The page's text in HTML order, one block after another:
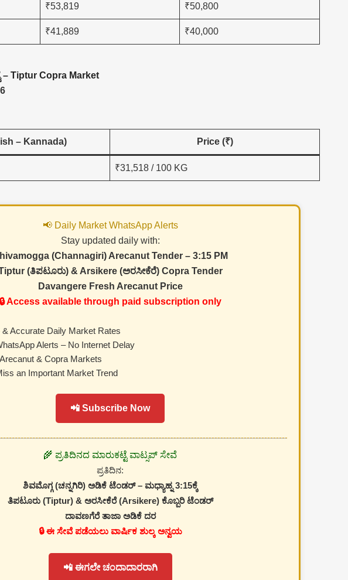
₹53,819 ₹50,800
₹41,889 ₹40,000
– Tiptur Copra Market
– Kannada) Price (₹)
₹31,518 / 100 KG
📢 Daily Market WhatsApp Alerts
Stay updated daily with:
(Channagiri) Arecanut Tender – 3:15 PM
(ತಿಪಟೂರು) & Arsikere (ಅರಸೀಕೆರೆ) Copra Tender
Davangere Fresh Arecanut Price
🔒 Access available through paid subscription only
Accurate Daily Market Rates
Alerts – No Internet Delay
& Copra Markets
an Important Market Trend
📲 Subscribe Now
🌾 ಪ್ರತಿದಿನದ ಮಾರುಕಟ್ಟೆ ವಾಟ್ಸಪ್ ಸೇವೆ
ಪ್ರತಿದಿನ:
ಶಿವಮೊಗ್ಗ (ಚನ್ನಗಿರಿ) ಅಡಿಕೆ ಟೆಂಡರ್ – ಮಧ್ಯಾಹ್ನ 3:15ಕ್ಕೆ
ತಿಪಟೂರು (Tiptur) & ಅರಸೀಕೆರೆ (Arsikere) ಕೊಬ್ಬರಿ ಟೆಂಡರ್
ದಾವಣಗೆರೆ ತಾಜಾ ಅಡಿಕೆ ದರ
🔒 ಈ ಸೇವೆ ಪಡೆಯಲು ವಾರ್ಷಿಕ ಶುಲ್ಕ ಅನ್ವಯ
📲 ಈಗಲೇ ಚಂದಾದಾರರಾಗಿ